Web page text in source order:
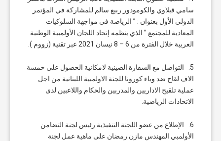
سامي قبلاوي والكومودور ربيع سالم للمشاركة في المؤتمر
الدولي الأول بعنوان : ” الرياضة في مواجهة السلوكيات
المعادية للمجتمع ” الذي ينظمه إتحاد اللجان الأولمبية الوطنية
العربية خلال الفترة من 6 – 8 نيسان 2021 عبر تقنية (زووم ).
5. التواصل مع السفارة الصينية لامكانية الحصول على خمسة
الاف لقاح ضد وباء كورونا للجنة الاولمبية اللبنانية من اجل
عملية تلقيح الاداريين والمدربين والحكام واللاعبين لدى
الاتحادات الرياضية.
6. الإطلاع من عضو اللجنة التنفيذية رئيس لجنة التضامن
الأولمبي المهندس مازن رمضان على ماهية عمل لجنة